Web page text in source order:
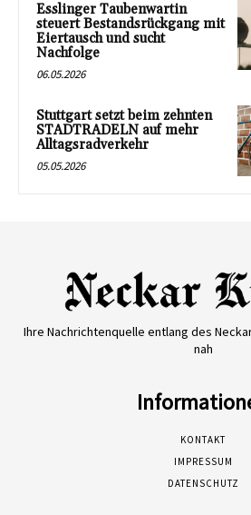
Esslinger Taubenwartin
steuert Bestandsrückgang mit
Eiertausch und sucht
Nachfolge
06.05.2026
Stuttgart setzt beim zehnten
STADTRADELN auf mehr
Alltagsradverkehr
05.05.2026
Ihre Nachrichtenquelle entlang des
nah
KONTAKT
IMPRESSUM
DATENSCHUTZ